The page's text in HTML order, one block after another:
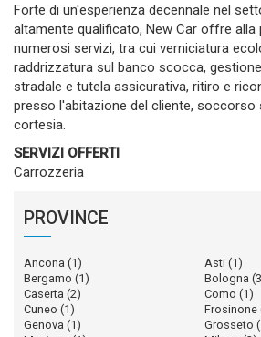
Forte di un'esperienza decennale nel
altamente qualificato, New Car offre alla
numerosi servizi, tra cui verniciatura
raddrizzatura sul banco scocca,
stradale e tutela assicurativa, ritiro e
presso l'abitazione del cliente, soccorso
cortesia.
SERVIZI OFFERTI
Carrozzeria
PROVINCE
Ancona (1) Asti (1)
Bergamo (1) Bologna
Caserta (2) Como (1)
Cuneo (1) Frosinone
Genova (1) Grosseto